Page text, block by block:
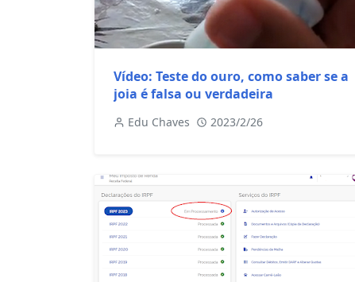
Vídeo: Teste do ouro, como saber se a
joia é falsa ou verdadeira
Edu Chaves 2023/2/26